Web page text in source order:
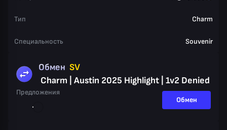
Тип Charm
Специальность Souvenir
Обмен SV
Charm | Austin 2025 Highlight | 1v2 Denied
Предложения
Обмен